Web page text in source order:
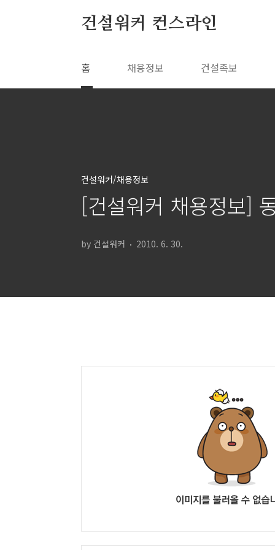
건설워커 컨스라인
홈 채용정보 건설족보
건설워커/채용정보
[건설워커 채용정보]
by 건설워커 2010. 6. 30.